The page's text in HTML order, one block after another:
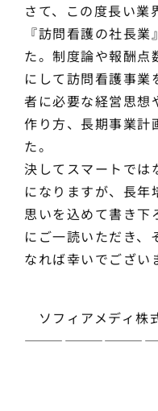
さて、この度長い業
『訪問看護の社長
た。制度論や報酬点
にして訪問看護事業
者に必要な経営思想
作り方、長期事業計
た。
決してスマートでは
になりますが、長年
思いを込めて書き下
にご一読いただき、
なれば幸いでござい
ソフィアメディ